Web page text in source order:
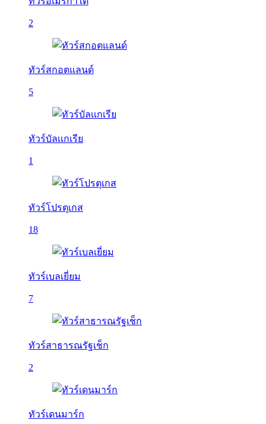
2
ทัวร์สกอตแลนด์
5
ทัวร์บัลเเกเรีย
1
ทัวร์โปรตุเกส
18
ทัวร์เบลเยี่ยม
7
ทัวร์สาธารณรัฐเช็ก
2
ทัวร์เดนมาร์ก